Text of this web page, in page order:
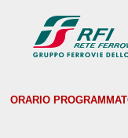
ORARIO